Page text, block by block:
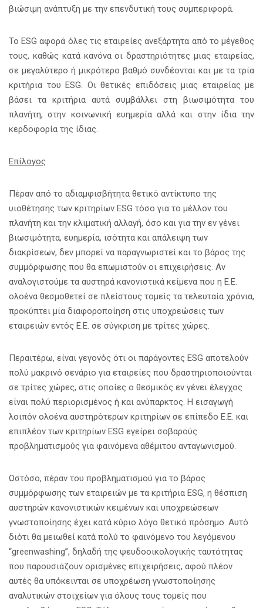
βιώσιμη ανάπτυξη με την επενδυτική τους συμπεριφορά.
Το ESG αφορά όλες τις εταιρείες ανεξάρτητα από το μέγεθος
τους, καθώς κατά κανόνα οι δραστηριότητες μιας εταιρείας,
σε μεγαλύτερο ή μικρότερο βαθμό συνδέονται και με τα τρία
κριτήρια του ESG. Οι θετικές επιδόσεις μιας εταιρείας με
βάσει τα κριτήρια αυτά συμβάλλει στη βιωσιμότητα του
πλανήτη, στην κοινωνική ευημερία αλλά και στην ίδια την
κερδοφορία της ίδιας.
Επίλογος
Πέραν από το αδιαμφισβήτητα θετικό αντίκτυπο της
υιοθέτησης των κριτηρίων ESG τόσο για το μέλλον του
πλανήτη και την κλιματική αλλαγή, όσο και για την εν γένει
βιωσιμότητα, ευημερία, ισότητα και απάλειψη των
διακρίσεων, δεν μπορεί να παραγνωριστεί και το βάρος της
συμμόρφωσης που θα επωμιστούν οι επιχειρήσεις. Αν
αναλογιστούμε τα αυστηρά κανονιστικά κείμενα που η Ε.Ε.
ολοένα θεσμοθετεί σε πλείστους τομείς τα τελευταία χρόνια,
προκύπτει μία διαφοροποίηση στις υποχρεώσεις των
εταιρειών εντός Ε.Ε. σε σύγκριση με τρίτες χώρες.
Περαιτέρω, είναι γεγονός ότι οι παράγοντες ESG αποτελούν
πολύ μακρινό σενάριο για εταιρείες που δραστηριοποιούνται
σε τρίτες χώρες, στις οποίες ο θεσμικός εν γένει έλεγχος
είναι πολύ περιορισμένος ή και ανύπαρκτος. Η εισαγωγή
λοιπόν ολοένα αυστηρότερων κριτηρίων σε επίπεδο Ε.Ε. και
επιπλέον των κριτηρίων ESG εγείρει σοβαρούς
προβληματισμούς για φαινόμενα αθέμιτου ανταγωνισμού.
Ωστόσο, πέραν του προβληματισμού για το βάρος
συμμόρφωσης των εταιρειών με τα κριτήρια ESG, η θέσπιση
αυστηρών κανονιστικών κειμένων και υποχρεώσεων
γνωστοποίησης έχει κατά κύριο λόγο θετικό πρόσημο. Αυτό
διότι θα μειωθεί κατά πολύ το φαινόμενο του λεγόμενου
“greenwashing”, δηλαδή της ψευδοοικολογικής ταυτότητας
που παρουσιάζουν ορισμένες επιχειρήσεις, αφού πλέον
αυτές θα υπόκεινται σε υποχρέωση γνωστοποίησης
αναλυτικών στοιχείων για όλους τους τομείς που